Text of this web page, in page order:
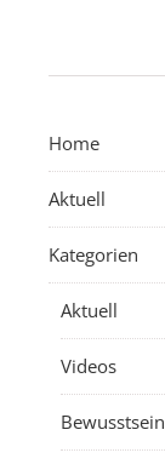
Home
Aktuell
Kategorien
Aktuell
Videos
Bewusstsein